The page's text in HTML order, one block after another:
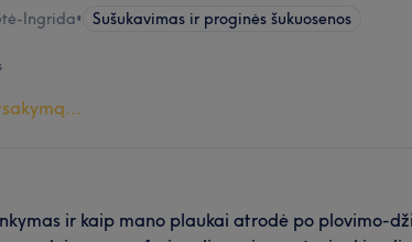
Ingrida• Sušukavimas ir proginės šukuosenos
ir kaip mano plaukai atrodė po plovimo-